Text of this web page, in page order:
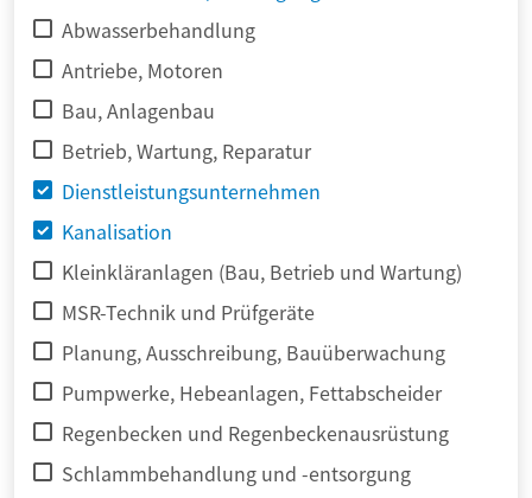
Abwasserbehandlung
Antriebe, Motoren
Bau, Anlagenbau
Betrieb, Wartung, Reparatur
Dienstleistungsunternehmen
Kanalisation
Kleinkläranlagen (Bau, Betrieb und Wartung)
MSR-Technik und Prüfgeräte
Planung, Ausschreibung, Bauüberwachung
Pumpwerke, Hebeanlagen, Fettabscheider
Regenbecken und Regenbeckenausrüstung
Schlammbehandlung und -entsorgung